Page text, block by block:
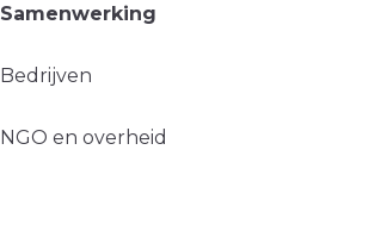
Samenwerking
Bedrijven
NGO en overheid